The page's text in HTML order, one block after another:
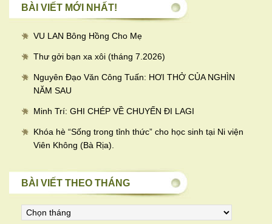
BÀI VIẾT MỚI NHẤT!
VU LAN Bông Hồng Cho Mẹ
Thư gởi bạn xa xôi (tháng 7.2026)
Nguyên Đạo Văn Công Tuấn: HƠI THỞ CỦA NGHÌN
NĂM SAU
Minh Trí: GHI CHÉP VỀ CHUYẾN ĐI LAGI
Khóa hè “Sống trong tỉnh thức” cho học sinh tại Ni viện
Viên Không (Bà Rịa).
BÀI VIẾT THEO THÁNG
viết